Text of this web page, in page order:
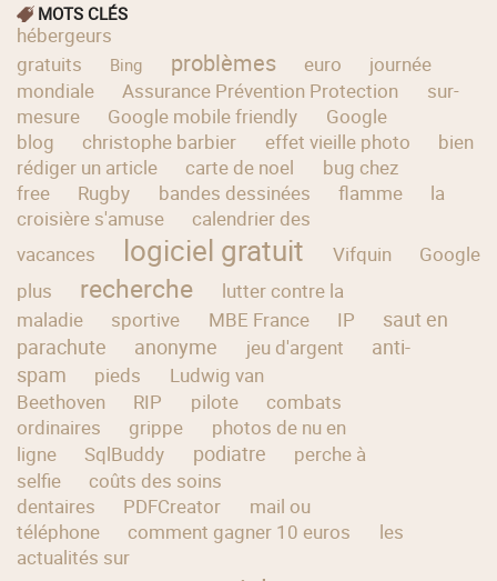
MOTS CLÉS
hébergeurs
gratuits
Bing problèmes euro
journée
mondiale
Assurance Prévention Protection
sur-
mesure
Google mobile friendly
Google
blog
christophe barbier effet vieille photo
bien
rédiger un article
carte de noel
bug chez
free
Rugby bandes dessinées flamme
la
croisière s'amuse
calendrier des
vacances
logiciel gratuit Vifquin
Google
plus
recherche
lutter contre la
maladie
sportive MBE France IP
saut en
parachute
anonyme jeu d'argent
anti-
spam
pieds
Ludwig van
Beethoven
RIP pilote
combats
ordinaires
grippe
photos de nu en
ligne
SqlBuddy podiatre
perche à
selfie
coûts des soins
dentaires
PDFCreator
mail ou
téléphone
comment gagner 10 euros
les
actualités sur